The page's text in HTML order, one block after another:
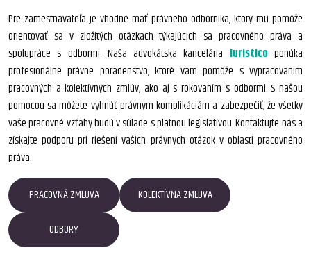
Pre zamestnávateľa je vhodné mať právneho odborníka, ktorý mu pomôže
orientovať sa v zložitých otázkach týkajúcich sa pracovného práva a
spolupráce s odbormi. Naša advokátska kancelária Iuristico ponúka
profesionálne právne poradenstvo, ktoré vám pomôže s vypracovaním
pracovných a kolektívnych zmlúv, ako aj s rokovaním s odbormi. S našou
pomocou sa môžete vyhnúť právnym komplikáciám a zabezpečiť, že všetky
vaše pracovné vzťahy budú v súlade s platnou legislatívou. Kontaktujte nás a
získajte podporu pri riešení vašich právnych otázok v oblasti pracovného
práva.
PRACOVNÁ ZMLUVA
KOLEKTÍVNA ZMLUVA
ODBORY